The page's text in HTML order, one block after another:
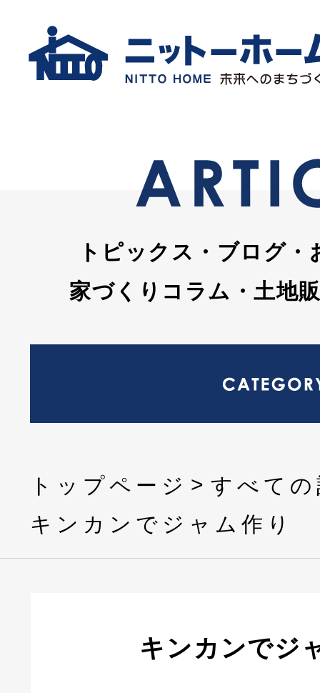
トピックス・ブログ・
家づくりコラム・土地
トップページ
すべて
キンカンでジャム作り
キンカンでジ